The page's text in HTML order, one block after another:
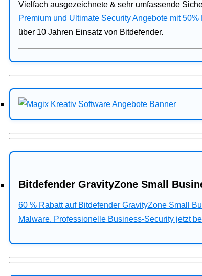
Vielfach ausgezeichnete & sehr umfassende
Premium und Ultimate Security Angebote mit 50%
über 10 Jahren Einsatz von Bitdefender.
Bitdefender GravityZone Small
60 % Rabatt auf Bitdefender GravityZone Small
Malware. Professionelle Business-Security jetzt